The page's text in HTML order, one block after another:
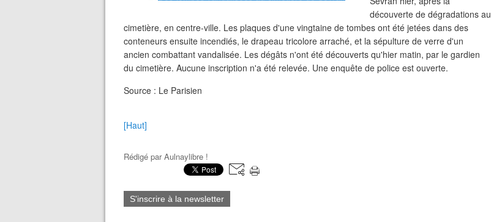
découverte de dégradations au
cimetière, en centre-ville. Les plaques d'une vingtaine de tombes ont été jetées dans des
conteneurs ensuite incendiés, le drapeau tricolore arraché, et la sépulture de verre d'un
ancien combattant vandalisée. Les dégâts n'ont été découverts qu'hier matin, par le gardien
du cimetière. Aucune inscription n'a été relevée. Une enquête de police est ouverte.
Source : Le Parisien
[Haut]
Rédigé parAulnaylibre !
S'inscrire à la newsletter